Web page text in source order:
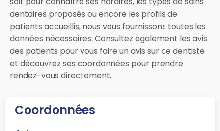
dentaires proposés ou encore les profils de
patients accueillis, nous vous fournissons toutes les
données nécessaires. Consultez également les avis
des patients pour vous faire un avis sur ce dentiste
et découvrez ses coordonnées pour prendre
rendez-vous directement.
Coordonnées